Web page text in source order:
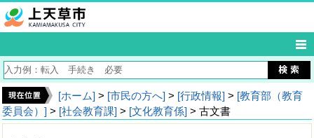
[ホーム] > [市民の方へ] > [行政情報] > [教育部（教育
委員会）] > [社会教育課] > [文化教育係] > 古文書